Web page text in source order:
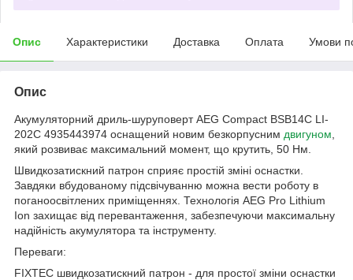
Опис Характеристики Доставка Оплата Умови
Опис
Акумуляторний дриль-шуруповерт AEG Compact BSB14C LI-
202C 4935443974 оснащений новим безкорпусним двигуном
який розвиває максимальний момент, що крутить, 50 Нм.
Швидкозатискний патрон сприяє простій зміні оснастки.
Завдяки вбудованому підсвічуванню можна вести роботу в
поганоосвітлених приміщеннях. Технологія AEG Pro Lithium
Ion захищає від перевантаження, забезпечуючи максимальну
надійність акумулятора та інструменту.
Переваги:
FIXTEC швидкозатискний патрон - для простої зміни оснастки